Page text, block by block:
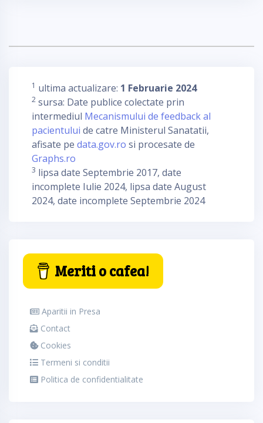
1 ultima actualizare: 1 Februarie 2024
2 sursa: Date publice colectate prin
intermediul Mecanismului de feedback al
pacientului de catre Ministerul Sanatatii,
afisate pe data.gov.ro si procesate de
Graphs.ro
3 lipsa date Septembrie 2017, date
incomplete Iulie 2024, lipsa date August
2024, date incomplete Septembrie 2024
Meriti o cafea!
Aparitii in Presa
Contact
Cookies
Termeni si conditii
Politica de confidentialitate